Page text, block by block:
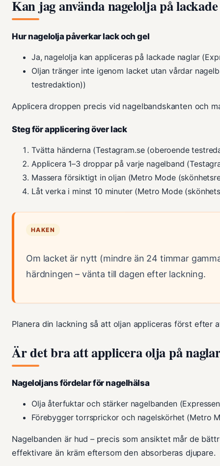
Kan jag använda nagelolja på
Hur nagelolja påverkar lack och gel
Ja, nagelolja kan appliceras på lackade naglar
Oljan tränger inte igenom lacket utan vårdar
testredaktion))
Applicera droppen precis vid nagelbandskanten och
Steg för applicering över lack
Tvätta händerna (Testagram.se (oberoende
Applicera 1–3 droppar på varje nagelband
Massera försiktigt in oljan (Metro Mode
Låt verka i minst 10 minuter (Metro Mode
HAKEN
Om lacket är nytt (mindre än 24 timmar
härdningen – vänta till dagen efter lackning.
Planera din lackning så att oljan appliceras först efter
Är det bra att applicera olja på
Nageloljans fördelar för nagelhälsa
Olja återfuktar och stärker nagelbanden
Förebygger torrsprickor och nagelskörhet (Metro
Nagelbanden är hud – precis som ansiktet mår de
effektivare än kräm eftersom den absorberas djupare.